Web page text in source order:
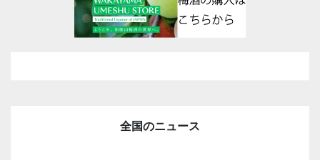
全国のニュース